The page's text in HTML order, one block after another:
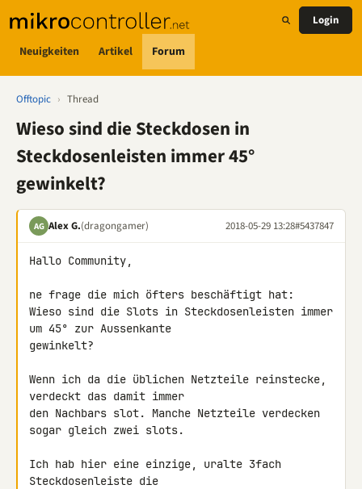
Neuigkeiten Artikel Forum
Login
Offtopic › Thread
Wieso sind die Steckdosen in
Steckdosenleisten immer 45°
gewinkelt?
AG Alex G.(dragongamer) 2018-05-29 13:28#5437847
Hallo Community,
ne frage die mich öfters beschäftigt hat:
Wieso sind die Slots in Steckdosenleisten immer
um 45° zur Aussenkante
gewinkelt?
Wenn ich da die üblichen Netzteile reinstecke,
verdeckt das damit immer
den Nachbars slot. Manche Netzteile verdecken
sogar gleich zwei slots.
Ich hab hier eine einzige, uralte 3fach
Steckdosenleiste die